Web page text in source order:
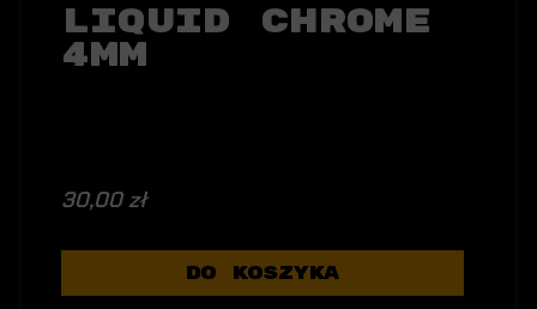
Liquid Chrome
4mm
30,00 zł
DO KOSZYKA